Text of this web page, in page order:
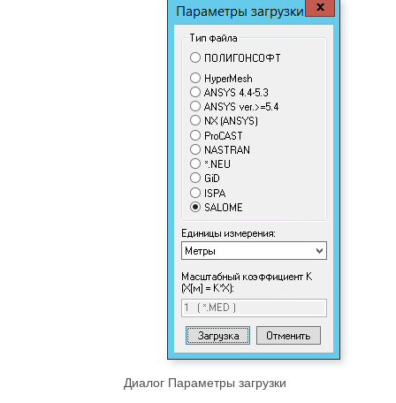
Диалог Параметры загрузки